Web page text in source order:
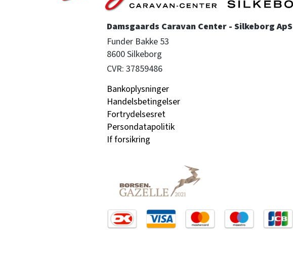
Damsgaards Caravan Center - Silkeborg ApS
Funder Bakke 53
8600 Silkeborg
CVR: 37859486
Bankoplysninger
Handelsbetingelser
Fortrydelsesret
Persondatapolitik
If forsikring